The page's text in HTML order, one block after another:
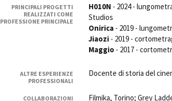
Amministrazione trasparente
Bandi e gare
Sostenibilità ambientale
Servizi generali
Location scouting
Spazi nella sede FCTP
PRINCIPALI PROGETTI
REALIZZATI COME
PROFESSIONE PRINCIPALE
H010N - 2024 -
Studios
Onirica- 2019 -
Jiaozi- 2019 -
Maggio- 2017 -
ALTRE ESPERIENZE
PROFESSIONALI
Docente di storia del
COLLABORAZIONI Filmika, Torino; Grey